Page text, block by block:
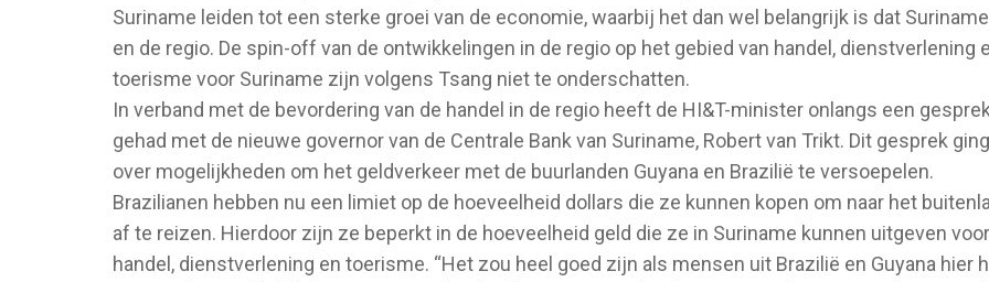
Suriname leiden tot een sterke groei van de economie, waarbij het dan wel belangrijk is dat
en de regio. De spin-off van de ontwikkelingen in de regio op het gebied van handel, dienstverlening
toerisme voor Suriname zijn volgens Tsang niet te onderschatten.
In verband met de bevordering van de handel in de regio heeft de HI&T-minister onlangs een
gehad met de nieuwe governor van de Centrale Bank van Suriname, Robert van Trikt. Dit gesprek ging
over mogelijkheden om het geldverkeer met de buurlanden Guyana en Brazilië te versoepelen.
Brazilianen hebben nu een limiet op de hoeveelheid dollars die ze kunnen kopen om naar het
af te reizen. Hierdoor zijn ze beperkt in de hoeveelheid geld die ze in Suriname kunnen uitgeven voor
handel, dienstverlening en toerisme. “Het zou heel goed zijn als mensen uit Brazilië en Guyana hier